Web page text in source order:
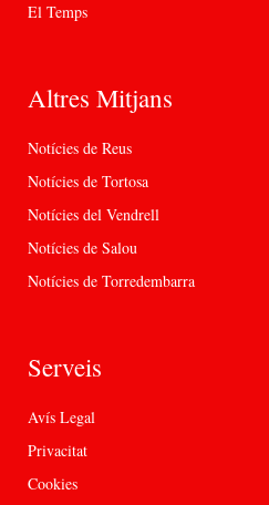
El Temps
Altres Mitjans
Notícies de Reus
Notícies de Tortosa
Notícies del Vendrell
Notícies de Salou
Notícies de Torredembarra
Serveis
Avís Legal
Privacitat
Cookies